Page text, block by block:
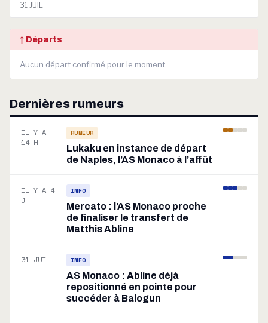
31 JUIL
↑ Départs
Aucun départ confirmé pour le moment.
Dernières rumeurs
IL Y A
14 H
RUMEUR
Lukaku en instance de départ
de Naples, l’AS Monaco à l’affût
IL Y A 4
J
INFO
Mercato : l’AS Monaco proche
de finaliser le transfert de
Matthis Abline
31 JUIL INFO
AS Monaco : Abline déjà
repositionné en pointe pour
succéder à Balogun